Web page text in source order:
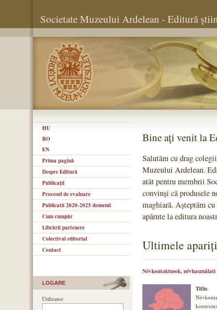
Societate Muzeului Ardelean - Editură
HU
RO
EN
Prima pagină
Despre Editură
Publicaţii
Procesul de evaluare
Publicatii 2020-2025 domenii
Cum cumpăr
Librării partenere
Colectivul editorial
Contact
LOGARE
Utilizator:
Bine aţi venit la
Salutăm cu drag
Muzeului Ardelean.
atât pentru membrii
convinși că produsele
maghiară. Așteptăm
apărute la editura
Ultimele
Névkontaktusok,
Titlu: